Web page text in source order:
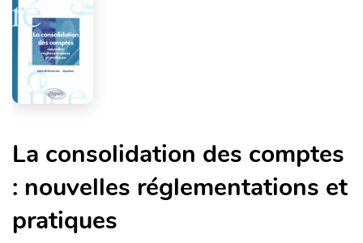
La consolidation des comptes
: nouvelles réglementations et
pratiques